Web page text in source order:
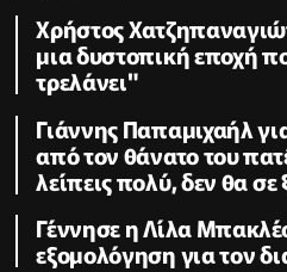
Χρήστος
μια δυστοπική εποχή
τρελάνει"
Γιάννης Παπαμιχαήλ
από τον θάνατο του
λείπεις πολύ, δεν θα
Γέννησε η Λίλα
εξομολόγηση για τον